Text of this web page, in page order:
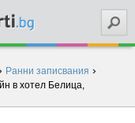
Ранни записвания ›
в хотел Белица,